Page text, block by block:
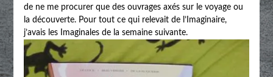
de ne me procurer que des ouvrages axés sur le voyage ou
la découverte. Pour tout ce qui relevait de l’Imaginaire,
j’avais les Imaginales de la semaine suivante.